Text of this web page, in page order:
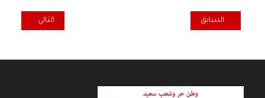
المقال السابق: وداعاً.. زميلتنا وأستاذتنا الجليلة د. سعاد محمد خضر
السابق المقال التالي:
التالي